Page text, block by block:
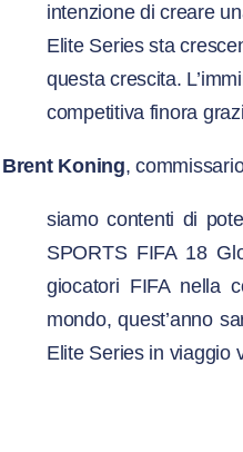
intenzione di creare
Elite Series sta
questa crescita.
competitiva finora
Brent Koning,
siamo contenti di
SPORTS FIFA 18
giocatori FIFA nella
mondo, quest’anno
Elite Series in viaggio